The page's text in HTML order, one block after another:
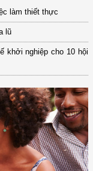
làm thiết thực
lũ
khởi nghiệp cho 10 hội